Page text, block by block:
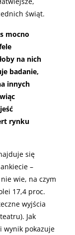
świąt.
mocno
na nich
badanie,
innych
rynku
się
–
wie, na czym
17,4 proc.
wyjścia
Jak
wynik pokazuje